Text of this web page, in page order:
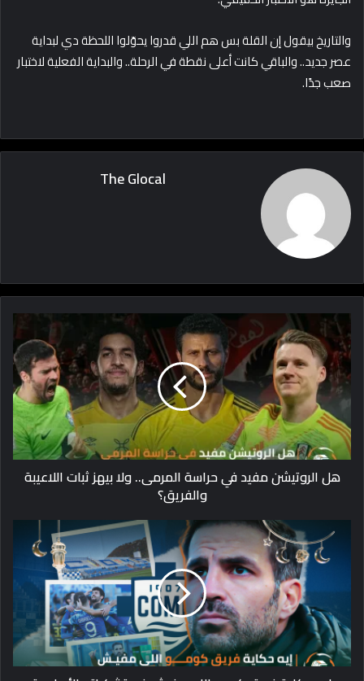
والتاريخ بيقول إن القلة بس هم اللي قدروا يحوّلوا اللحظة دي لبداية
عصر جديد.. والباقي كانت أعلى نقطة في الرحلة.. والبداية الفعلية لاختبار
صعب جدًا.
The Glocal
هل الروتيشن مفيد في حراسة المرمى.. ولا بيهز ثبات اللاعيبة
والفريق؟